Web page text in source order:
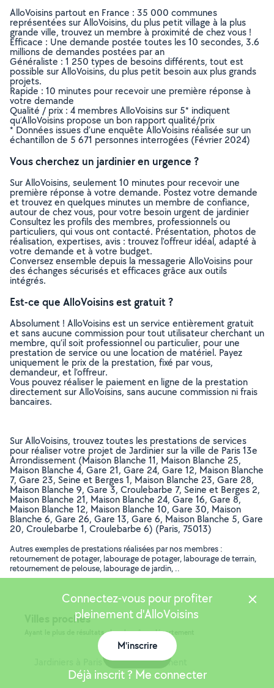
AlloVoisins partout en France : 35 000 communes
représentées sur AlloVoisins, du plus petit village à la plus
grande ville, trouvez un membre à proximité de chez vous !
Efficace : Une demande postée toutes les 10 secondes, 3.6
millions de demandes postées par an
Généraliste : 1 250 types de besoins différents, tout est
possible sur AlloVoisins, du plus petit besoin aux plus grands
projets.
Rapide : 10 minutes pour recevoir une première réponse à
votre demande
Qualité / prix : 4 membres AlloVoisins sur 5* indiquent
qu’AlloVoisins propose un bon rapport qualité/prix
* Données issues d’une enquête AlloVoisins réalisée sur un
échantillon de 5 671 personnes interrogées (Février 2024)
Vous cherchez un jardinier en urgence ?
Sur AlloVoisins, seulement 10 minutes pour recevoir une
première réponse à votre demande. Postez votre demande
et trouvez en quelques minutes un membre de confiance,
autour de chez vous, pour votre besoin urgent de jardinier
Consultez les profils des membres, professionnels ou
particuliers, qui vous ont contacté. Présentation, photos de
réalisation, expertises, avis : trouvez l'offreur idéal, adapté à
votre demande et à votre budget.
Conversez ensemble depuis la messagerie AlloVoisins pour
des échanges sécurisés et efficaces grâce aux outils
intégrés.
Est-ce que AlloVoisins est gratuit ?
Absolument ! AlloVoisins est un service entièrement gratuit
et sans aucune commission pour tout utilisateur cherchant un
membre, qu’il soit professionnel ou particulier, pour une
prestation de service ou une location de matériel. Payez
uniquement le prix de la prestation, fixé par vous,
demandeur, et l’offreur.
Vous pouvez réaliser le paiement en ligne de la prestation
directement sur AlloVoisins, sans aucune commission ni frais
bancaires.
Sur AlloVoisins, trouvez toutes les prestations de services
pour réaliser votre projet de Jardinier sur la ville de Paris 13e
Arrondissement (Maison Blanche 11, Maison Blanche 25,
Maison Blanche 4, Gare 21, Gare 24, Gare 12, Maison Blanche
7, Gare 23, Seine et Berges 1, Maison Blanche 23, Gare 28,
Maison Blanche 9, Gare 3, Croulebarbe 7, Seine et Berges 2,
Maison Blanche 21, Maison Blanche 24, Gare 16, Gare 8,
Maison Blanche 12, Maison Blanche 10, Gare 30, Maison
Blanche 6, Gare 26, Gare 13, Gare 6, Maison Blanche 5, Gare
20, Croulebarbe 1, Croulebarbe 6) (Paris, 75013)
Autres exemples de prestations réalisées par nos membres :
retournement de potager, labourage de potager, labourage de terrain,
retournement de pelouse, labourage de jardin, ..
Villes proches
Ayant le plus de résultats, dans le même département
Jardiniers à Paris 14e Arrondissement
Connectez-vous pour profiter
pleinement d'AlloVoisins
M'inscrire
Déjà inscrit ? Me connecter